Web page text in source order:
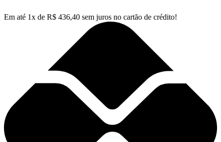
Em até 1x de R$ 436,40 sem juros no cartão de crédito!